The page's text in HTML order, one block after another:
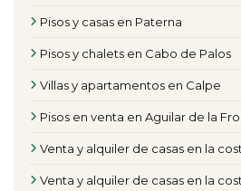
Pisos y casas en Paterna
Pisos y chalets en Cabo de Palos
Villas y apartamentos en Calpe
Pisos en venta en Aguilar de la
Venta y alquiler de casas en la
Venta y alquiler de casas en la